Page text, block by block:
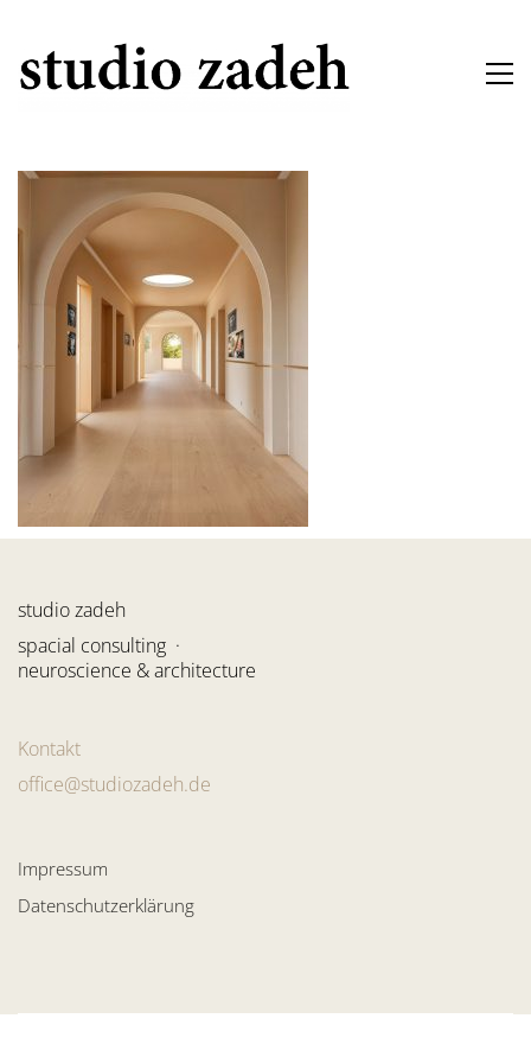
studio zadeh
spacial consulting ·
neuroscience & architecture
Kontakt
office@studiozadeh.de
Impressum
Datenschutzerklärung